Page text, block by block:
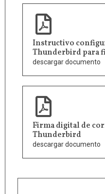
Instructivo
Thunderbird para
descargar documento
Firma digital de
Thunderbird
descargar documento